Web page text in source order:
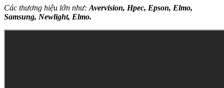
Các thương hiệu lớn như: Avervision, Hpec, Epson, Elmo,
Samsung, Newlight, Elmo.